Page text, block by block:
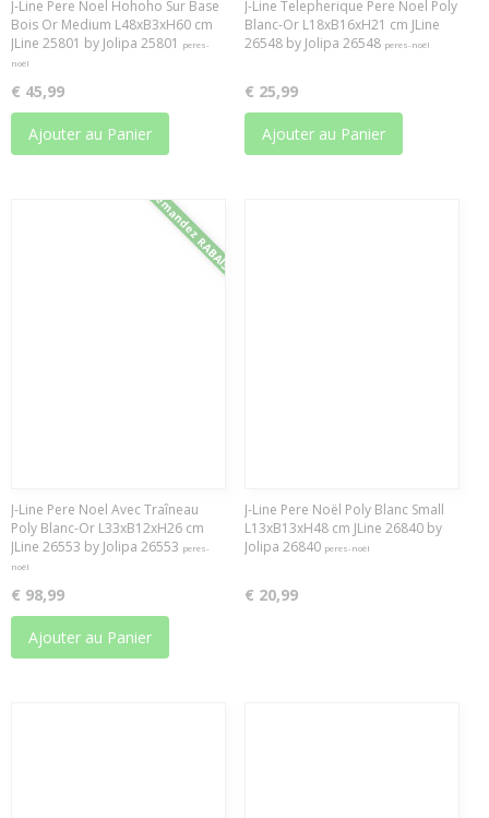
J-Line Pere Noel Hohoho Sur Base
Bois Or Medium L48xB3xH60 cm
JLine 25801 by Jolipa 25801
peres-
noël
€ 45,99
Ajouter au Panier
J-Line Telepherique Pere Noel Poly
Blanc-Or L18xB16xH21 cm JLine
26548 by Jolipa 26548 peres-noël
€ 25,99
Ajouter au Panier
Demandez RABAIS
J-Line Pere Noel Avec Traîneau
Poly Blanc-Or L33xB12xH26 cm
JLine 26553 by Jolipa 26553 peres-
noël
€ 98,99
Ajouter au Panier
J-Line Pere Noël Poly Blanc Small
L13xB13xH48 cm JLine 26840 by
Jolipa 26840 peres-noël
€ 20,99